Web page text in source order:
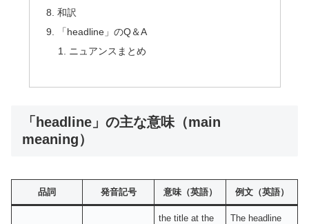
和訳
「headline」のQ＆A
ニュアンスまとめ
「headline」の主な意味（main
meaning）
品詞 発音記号 意味（英語） 例文（英語）
the title at the
The headline